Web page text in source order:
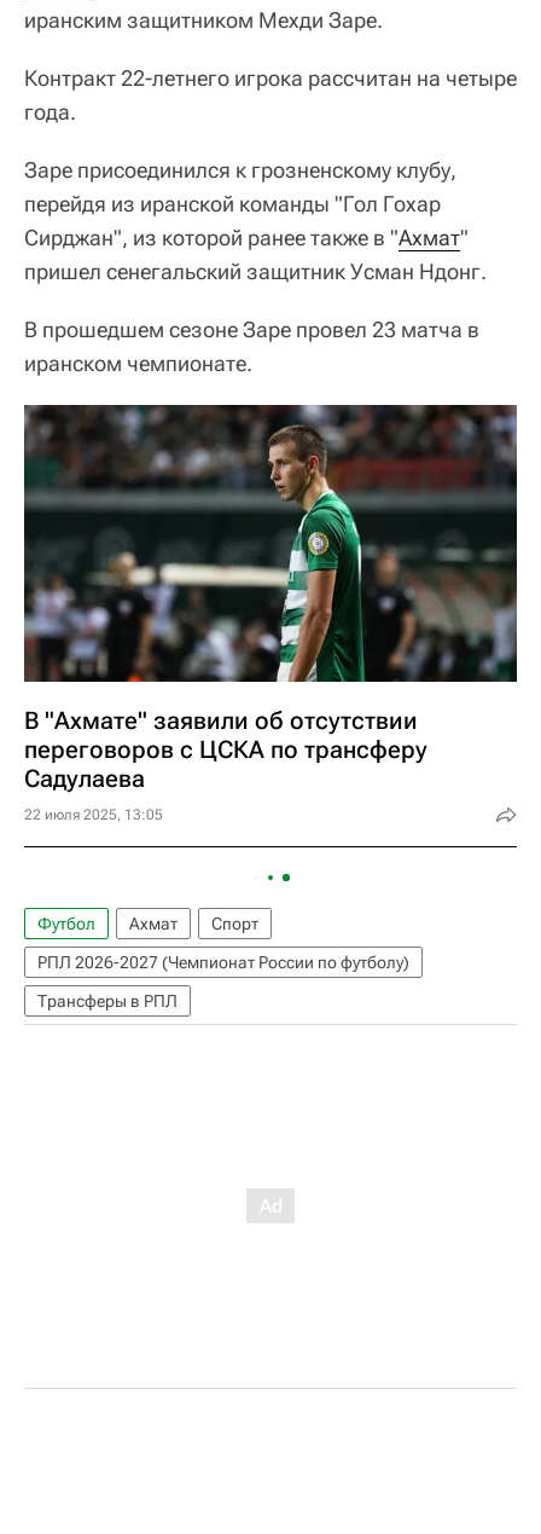
иранским защитником Мехди Заре.
Контракт 22-летнего игрока рассчитан на четыре
года.
Заре присоединился к грозненскому клубу,
перейдя из иранской команды "Гол Гохар
Сирджан", из которой ранее также в "Ахмат"
пришел сенегальский защитник Усман Ндонг.
В прошедшем сезоне Заре провел 23 матча в
иранском чемпионате.
В "Ахмате" заявили об отсутствии
переговоров с ЦСКА по трансферу
Садулаева
22 июля 2025, 13:05
Футбол Ахмат
Спорт
РПЛ 2026-2027 (Чемпионат России по футболу)
Трансферы в РПЛ